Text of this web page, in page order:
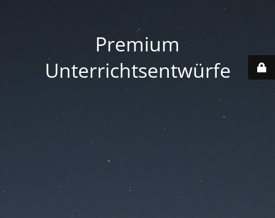
Premium
Unterrichtsentwürfe